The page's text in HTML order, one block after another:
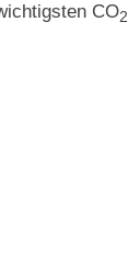
CO2